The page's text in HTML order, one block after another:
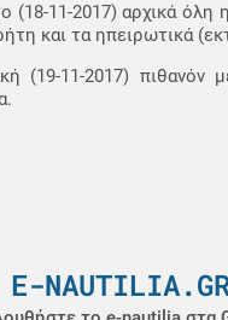
(18-11-2017) αρχικά
και τα ηπειρωτικά
(19-11-2017)
NAUTILIA.GR